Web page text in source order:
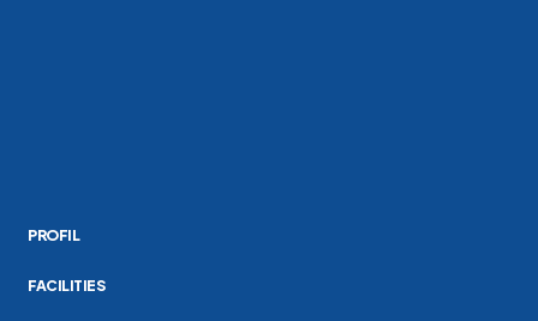
PROFIL
FACILITIES